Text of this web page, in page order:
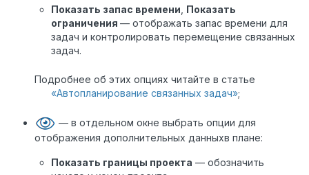
Показать запас времени Показать
ограничения — отображать запас времени для
задач и контролировать перемещение связанных
задач.
Подробнее об этих опциях читайте в статье
«Автопланирование связанных задач»;
— в отдельном окне выбрать опции для
отображения дополнительных данныхв плане:
Показать границы проекта — обозначить